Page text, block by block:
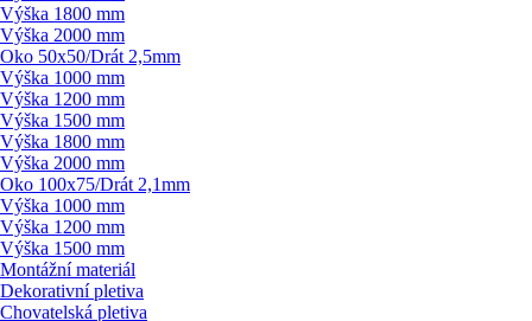
Výška 1800 mm
Výška 2000 mm
Oko 50x50/Drát 2,5mm
Výška 1000 mm
Výška 1200 mm
Výška 1500 mm
Výška 1800 mm
Výška 2000 mm
Oko 100x75/Drát 2,1mm
Výška 1000 mm
Výška 1200 mm
Výška 1500 mm
Montážní materiál
Dekorativní pletiva
Chovatelská pletiva